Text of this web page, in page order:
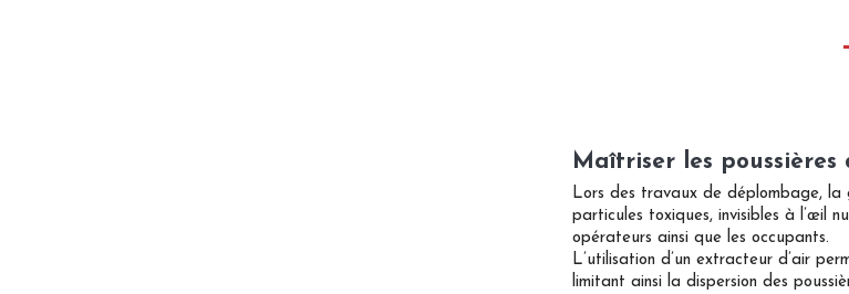
Maîtriser les
Lors des travaux de déplombage, la
particules toxiques, invisibles à l’œil
opérateurs ainsi que les occupants.
L’utilisation d’un extracteur d’air
limitant ainsi la dispersion des